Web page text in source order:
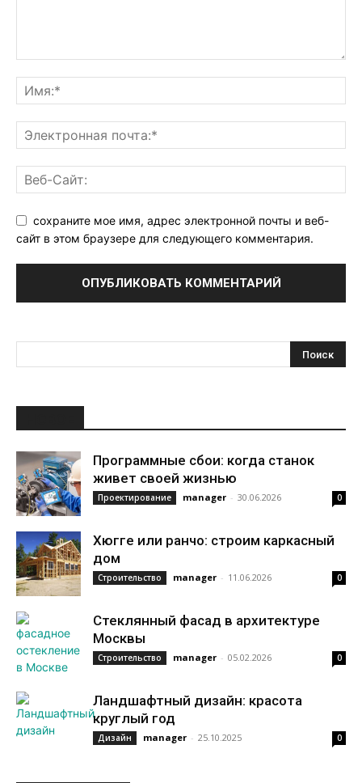
сохраните мое имя, адрес электронной почты и веб-
сайт в этом браузере для следующего комментария.
Программные сбои: когда станок
живет своей жизнью
Проектирование manager - 30.06.2026 0
Хюгге или ранчо: строим каркасный
дом
Строительство manager - 11.06.2026 0
Стеклянный фасад в архитектуре
Москвы
Строительство manager - 05.02.2026 0
Ландшафтный дизайн: красота
круглый год
Дизайн manager - 25.10.2025 0